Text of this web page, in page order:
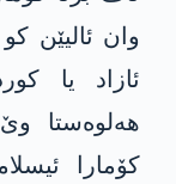
وان ئالیێن کو
ئازاد یا
هەلوەستا
کۆمارا